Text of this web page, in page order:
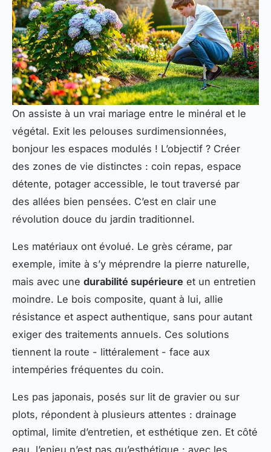
On assiste à un vrai mariage entre le minéral et le
végétal. Exit les pelouses surdimensionnées,
bonjour les espaces modulés ! L’objectif ? Créer
des zones de vie distinctes : coin repas, espace
détente, potager accessible, le tout traversé par
des allées bien pensées. C’est en clair une
révolution douce du jardin traditionnel.
Les matériaux ont évolué. Le grès cérame, par
exemple, imite à s’y méprendre la pierre naturelle,
mais avec une durabilité supérieure et un entretien
moindre. Le bois composite, quant à lui, allie
résistance et aspect authentique, sans pour autant
exiger des traitements annuels. Ces solutions
tiennent la route - littéralement - face aux
intempéries fréquentes du coin.
Les pas japonais, posés sur lit de gravier ou sur
plots, répondent à plusieurs attentes : drainage
optimal, limite d’entretien, et esthétique zen. Et côté
eau, l’enjeu n’est pas qu’esthétique : avec les